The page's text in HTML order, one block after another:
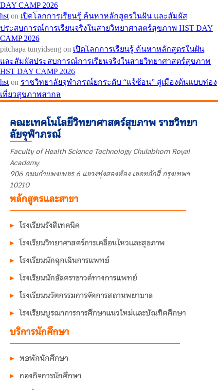
DAY CAMP 2026
hst on เปิดโลกการเรียนรู้ ค้นหาหลักสูตรในฝัน และสัมผัส
ประสบการณ์การเรียนจริงในสายวิทยาศาสตร์สุขภาพ HST DAY
CAMP 2026
pitchapa tunyidseng on เปิดโลกการเรียนรู้ ค้นหาหลักสูตรในฝัน
และสัมผัสประสบการณ์การเรียนจริงในสายวิทยาศาสตร์สุขภาพ
HST DAY CAMP 2026
hst on ราชวิทยาลัยจุฬาภรณ์ยกระดับ “แจ้ซ้อน” สู่เมืองต้นแบบท่อง
เที่ยวสุขภาพสากล
คณะเทคโนโลยีวิทยาศาสตร์สุขภาพ ราชวิทยา
ลัยจุฬาภรณ์
Faculty of Health Science Technology Chulabhorn Royal
Academy
906 ถนนกำแพงเพชร 6 แขวงทุ่งสองห้อง เขตหลักสี่ กรุงเทพฯ
10210
หลักสูตรและสาขา
โรงเรียนรังสีเทคนิค
โรงเรียนวิทยาศาสตร์การเคลื่อนไหวและสุขภาพ
โรงเรียนนักฉุกเฉินการแพทย์
โรงเรียนนักอัลตราซาวด์ทางการแพทย์
โรงเรียนนวัตกรรมการจัดการสถานพยาบาล
โรงเรียนบูรณาการการศึกษาแนวใหม่และบัณฑิตศึกษา
บริการนักศึกษา
หอพักนักศึกษา
กองกิจการนักศึกษา